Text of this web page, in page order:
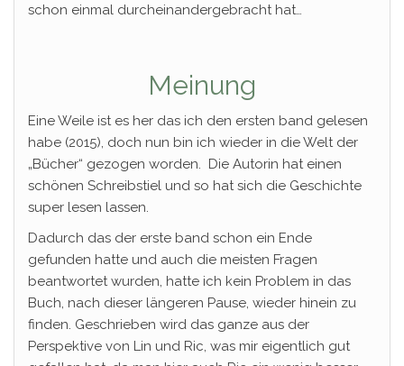
schon einmal durcheinandergebracht hat…
Meinung
Eine Weile ist es her das ich den ersten band gelesen
habe (2015), doch nun bin ich wieder in die Welt der
„Bücher“ gezogen worden. Die Autorin hat einen
schönen Schreibstiel und so hat sich die Geschichte
super lesen lassen.
Dadurch das der erste band schon ein Ende
gefunden hatte und auch die meisten Fragen
beantwortet wurden, hatte ich kein Problem in das
Buch, nach dieser längeren Pause, wieder hinein zu
finden. Geschrieben wird das ganze aus der
Perspektive von Lin und Ric, was mir eigentlich gut